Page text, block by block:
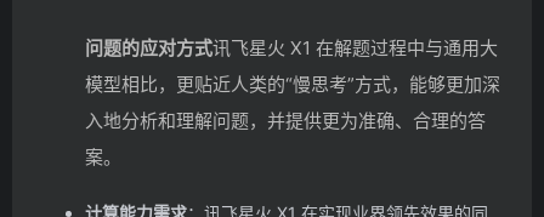
问题的应对方式讯飞星火 X1 在解题过程中与通用大
模型相比，更贴近人类的“慢思考”方式，能够更加深
入地分析和理解问题，并提供更为准确、合理的答
案。
计算能力需求：讯飞星火 X1 在实现业界领先效果的同